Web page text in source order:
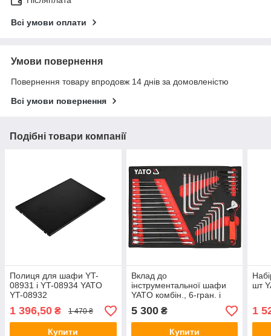
Всі умови оплати
Умови повернення
Повернення товару впродовж 14 днів за домовленістю
Всі умови повернення
Подібні товари компанії
Полиця для шафи YT-
08931 і YT-08934 YATO
YT-08932
1 396,50 ₴ 1 470 ₴
Купити
Вклад до
інструментальної шафи
YATO комбін., 6-гран. і
розвід ключі, видалюв гви
530х390х32 мм 41 ел YT-
55492
5 300₴
Купити
шт
1